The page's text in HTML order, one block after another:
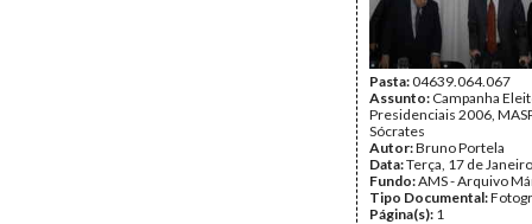
Pasta:04639.064.067
Assunto: Campanha
Presidenciais 2006,
Sócrates
Autor:Bruno Portela
Data:Terça, 17 de
Fundo:AMS - Arquivo
Tipo Documental:
Página(s): 1